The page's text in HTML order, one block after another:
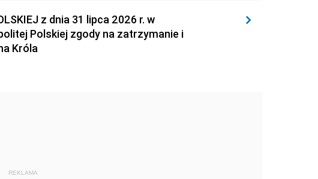
z dnia 31 lipca 2026 r. w
Polskiej zgody na zatrzymanie i
Króla
REKLAMA